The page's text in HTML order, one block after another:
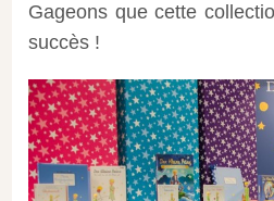
Gageons que cette
succès !